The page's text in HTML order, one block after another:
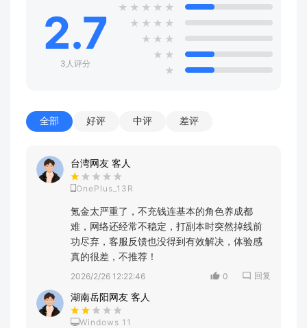
2.7
3人评分
★ ★ ★ ★ ★
★ ★ ★ ★
★ ★ ★
★ ★
★
全部 好评 中评 差评
台湾网友 客人
OnePlus_13R
氪金太严重了，不充钱连基本的角色养成都
难，网络还经常不稳定，打副本时突然掉线前
功尽弃，客服反馈也没得到有效解决，体验感
真的很差，不推荐！
2026/2/26 12:22:46 0 回复
湖南岳阳网友 客人
Windows 11